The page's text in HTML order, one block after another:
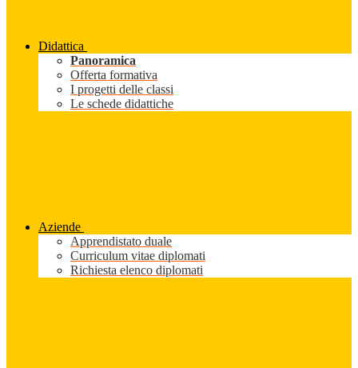
Didattica
Panoramica
Offerta formativa
I progetti delle classi
Le schede didattiche
Aziende
Apprendistato duale
Curriculum vitae diplomati
Richiesta elenco diplomati